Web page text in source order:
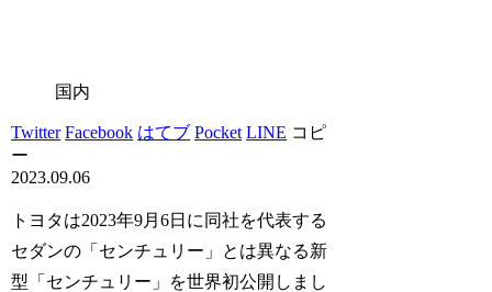
国内
Twitter Facebook はてブ Pocket LINE コピ
ー
2023.09.06
トヨタは2023年9月6日に同社を代表する
セダンの「センチュリー」とは異なる新
型「センチュリー」を世界初公開しまし